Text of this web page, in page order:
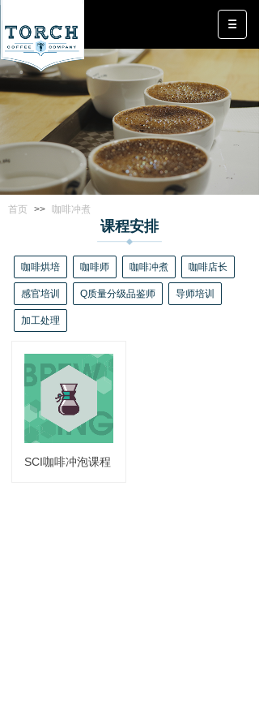
首页 >> 咖啡冲煮
课程安排
咖啡烘培 咖啡师 咖啡冲煮 咖啡店长
感官培训 Q质量分级品鉴师 导师培训
加工处理
SCI咖啡冲泡课程